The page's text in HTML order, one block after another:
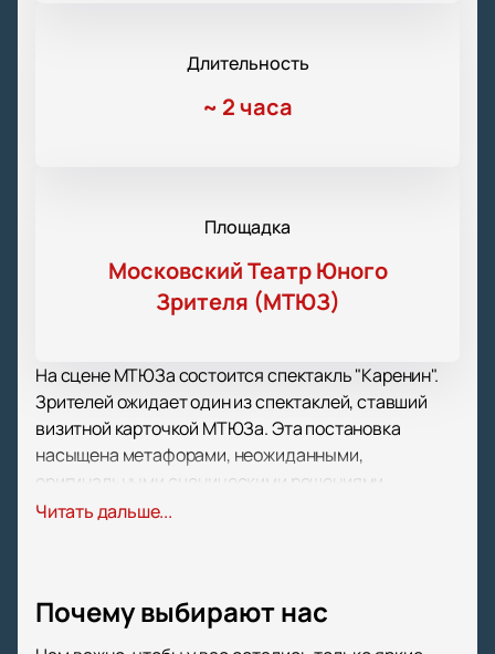
Длительность
~ 2 часа
Площадка
Московский Театр Юного
Зрителя (МТЮЗ)
На сцене МТЮЗа состоится спектакль "Каренин".
Зрителей ожидает один из спектаклей, ставший
визитной карточкой МТЮЗа. Эта постановка
насыщена метафорами, неожиданными,
оригинальными сценическими решениями,
красотой, уверенностью, превосходной подачей
позволяет с уверенностью назвать спектакль
Читать дальше...
Почему выбирают нас